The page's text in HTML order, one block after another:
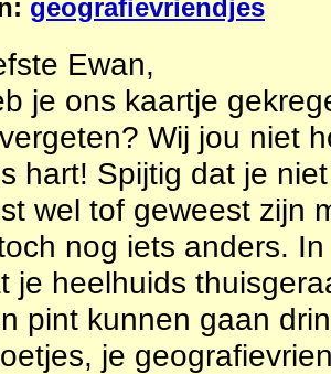
geografievriendjes
Ewan,
je ons kaartje
Wij jou niet
hart! Spijtig dat je
wel tof geweest zijn
nog iets anders.
je heelhuids
pint kunnen gaan
je